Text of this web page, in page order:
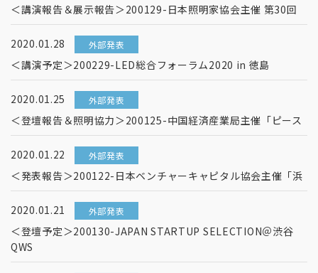
＜講演報告＆展示報告＞200129-日本照明家協会主催 第30回
2020.01.28 外部発表
＜講演予定＞200229-LED総合フォーラム2020 in 徳島
2020.01.25 外部発表
＜登壇報告＆照明協力＞200125-中国経済産業局主催「ピース
2020.01.22 外部発表
＜発表報告＞200122-日本ベンチャーキャピタル協会主催「浜
2020.01.21 外部発表
＜登壇予定＞200130-JAPAN STARTUP SELECTION＠渋谷
QWS